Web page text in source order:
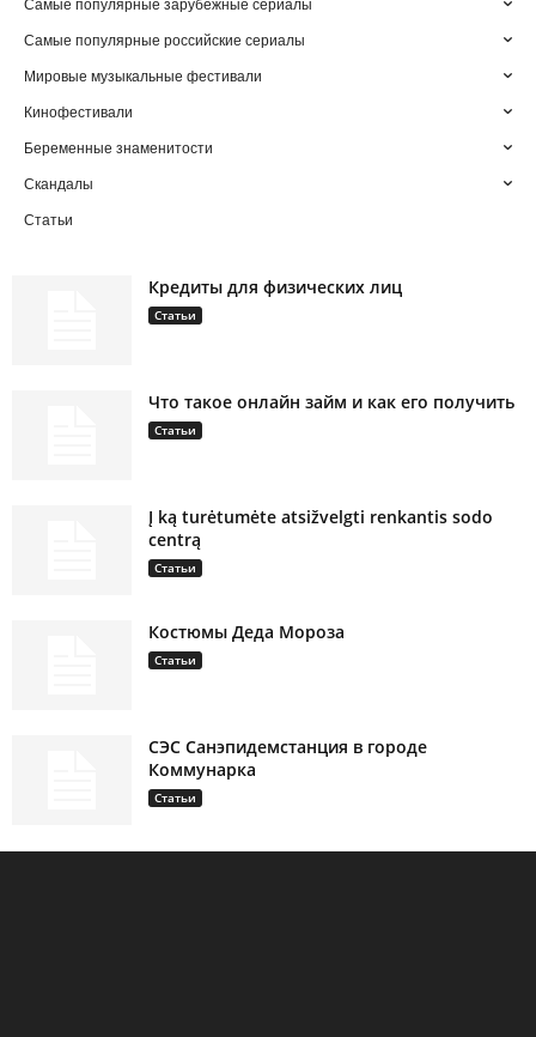
Самые популярные зарубежные сериалы
Самые популярные российские сериалы
Мировые музыкальные фестивали
Кинофестивали
Беременные знаменитости
Скандалы
Статьи
Кредиты для физических лиц
Статьи
Что такое онлайн займ и как его получить
Статьи
Į ką turėtumėte atsižvelgti renkantis sodo
centrą
Статьи
Костюмы Деда Мороза
Статьи
СЭС Санэпидемстанция в городе
Коммунарка
Статьи